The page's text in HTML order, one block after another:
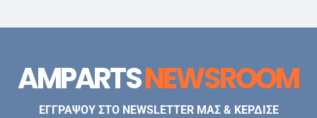
AMPARTSNEWSROOM
ΕΓΓΡΑΨΟΥ ΣΤΟ NEWSLETTER ΜΑΣ & ΚΕΡΔΙΣΕ